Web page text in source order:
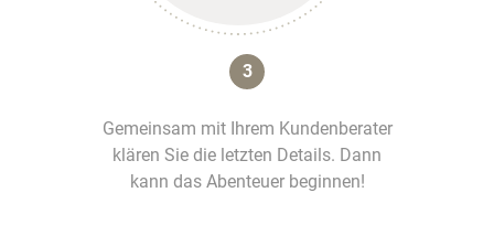
3
Gemeinsam mit Ihrem Kundenberater
klären Sie die letzten Details. Dann
kann das Abenteuer beginnen!